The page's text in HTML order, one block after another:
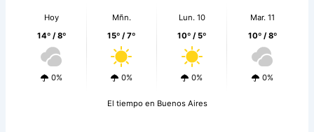
Hoy
14º / 8º
0%
Mñn.
15º / 7º
0%
Lun. 10
10º / 5º
0%
Mar. 11
10º / 8º
0%
El tiempo en Buenos Aires